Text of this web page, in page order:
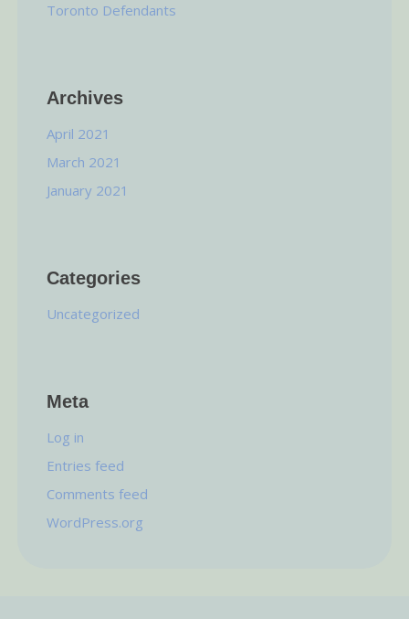
Toronto Defendants
Archives
April 2021
March 2021
January 2021
Categories
Uncategorized
Meta
Log in
Entries feed
Comments feed
WordPress.org